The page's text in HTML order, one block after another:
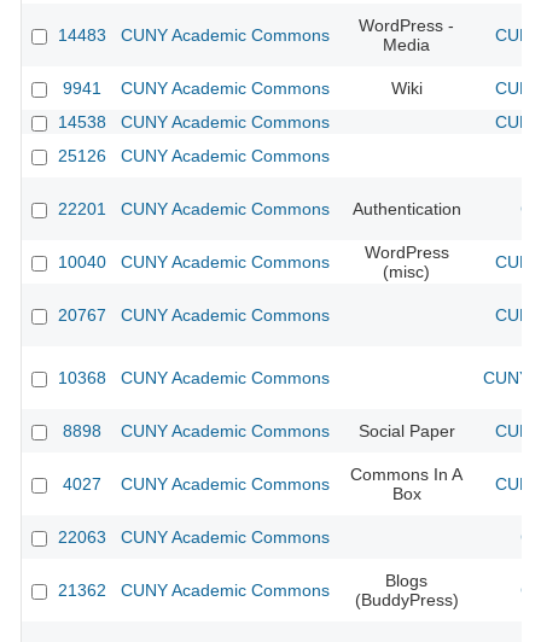
14483 CUNY Academic Commons
WordPress -
Media
9941 CUNY Academic Commons Wiki
14538
CUNY Academic Commons
25126
CUNY Academic Commons
22201 CUNY Academic Commons Authentication
10040 CUNY Academic Commons
WordPress
(misc)
20767 CUNY Academic Commons
10368 CUNY Academic Commons CUNY
8898 CUNY Academic Commons Social Paper
4027 CUNY Academic Commons
Commons In A
Box
22063 CUNY Academic Commons
21362 CUNY Academic Commons
Blogs
(BuddyPress)